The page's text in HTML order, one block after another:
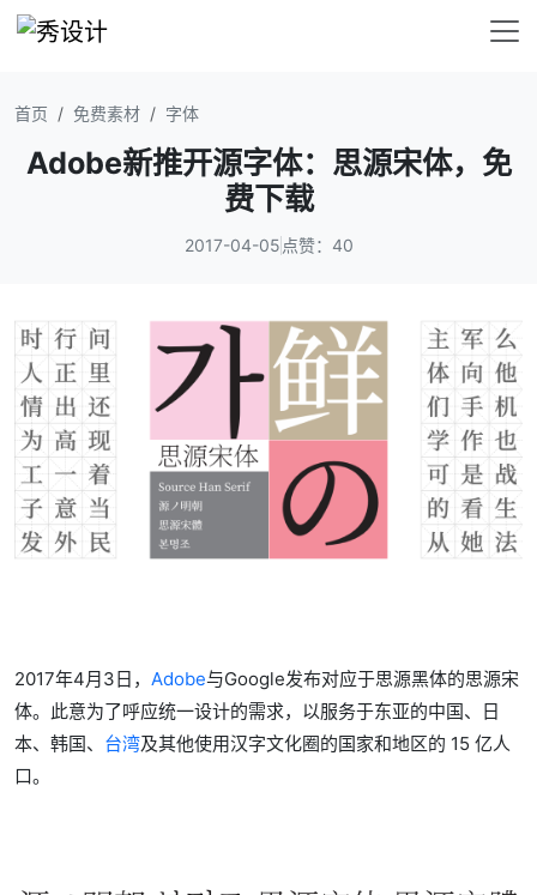
首页 免费素材 字体
Adobe新推开源字体：思源宋体，免
费下载
2017-04-05 点赞：40
2017年4月3日， Adobe与Google发布对应于思源黑体的思源宋
体。此意为了呼应统一设计的需求，以服务于东亚的中国、日
本、韩国、 台湾及其他使用汉字文化圈的国家和地区的 15 亿人
口。